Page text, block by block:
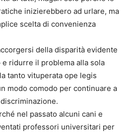
inizierebbero ad urlare, ma
scelta di convenienza
della disparità evidente
ridurre il problema alla sola
tanto vituperata ope legis
modo comodo per continuare a
nel passato alcuni cani e
professori universitari per